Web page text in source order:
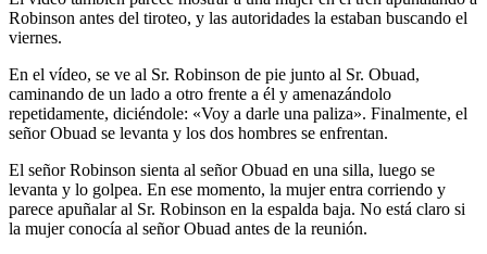
Robinson antes del tiroteo, y las autoridades la estaban buscando el
viernes.
En el vídeo, se ve al Sr. Robinson de pie junto al Sr. Obuad,
caminando de un lado a otro frente a él y amenazándolo
repetidamente, diciéndole: «Voy a darle una paliza». Finalmente, el
señor Obuad se levanta y los dos hombres se enfrentan.
El señor Robinson sienta al señor Obuad en una silla, luego se
levanta y lo golpea. En ese momento, la mujer entra corriendo y
parece apuñalar al Sr. Robinson en la espalda baja. No está claro si
la mujer conocía al señor Obuad antes de la reunión.